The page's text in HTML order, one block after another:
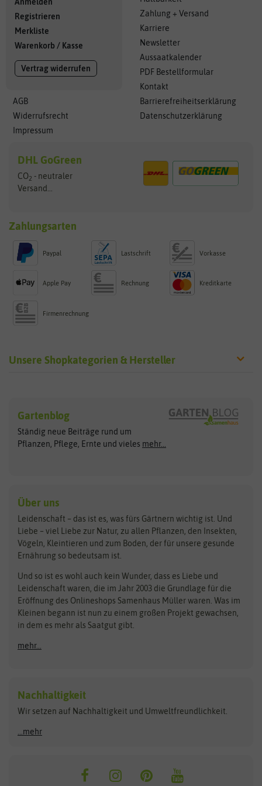
Registrieren
Merkliste
Warenkorb / Kasse
Vertrag widerrufen
AGB
Widerrufsrecht
Impressum
Zahlung + Versand
Karriere
Newsletter
Aussaatkalender
PDF Bestellformular
Kontakt
Barrierefreiheitserklärung
Datenschutzerklärung
DHL GoGreen
CO2 - neutraler
Versand...
Zahlungsarten
Paypal Lastschrift Vorkasse
Apple Pay Rechnung Kreditkarte
Firmenrechnung
Unsere Shopkategorien & Hersteller
Exotische Samen
Gemüsesamen
Gründünger
Kräutersamen
Obstsamen
Pilzbrut
Rasensamen
Steckzwiebeln
Zimmer & Kübelpflanzen
Kataloge
Schnäppchen
Anzucht & Gartenzubehör
Anzuchtschalen
Heizmatte & Heizkabel
Kokos-Quelltabletten
Zimmergewächshaus
Arche Noah
ASB Greenworld
Benary
Bingenheimer Saatgut
Bionana
BIOWOL
Blumicorn
Bûten Birds
Carl Pabst
Clever Pots
COMPO
Dürr-Samen
Feldsaaten Freudenberger
Fertil
Flora Elite
Florissa
Flortis
Franchi Sementi
Hortitops
JUB Holland
Gartenblog
Ständig neue Beiträge rund um
Pflanzen, Pflege, Ernte und vieles mehr...
Über uns
Leidenschaft – das ist es, was fürs Gärtnern wichtig ist. Und
Liebe – viel Liebe zur Natur, zu allen Pflanzen, den Insekten,
Vögeln, Kleintieren und zum Boden, der für unsere gesunde
Ernährung so bedeutsam ist.
Und so ist es wohl auch kein Wunder, dass es Liebe und
Leidenschaft waren, die im Jahr 2003 die Grundlage für die
Eröffnung des Onlineshops Samenhaus Müller waren. Was im
Kleinen begann ist nun zu einem großen Projekt gewachsen,
in dem es mehr als Saatgut gibt.
mehr...
Nachhaltigkeit
Wir setzen auf Nachhaltigkeit und Umweltfreundlichkeit.
...mehr